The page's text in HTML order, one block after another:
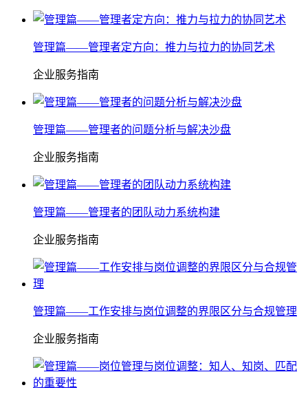
管理篇——管理者定方向：推力与拉力的协同艺术
企业服务指南
管理篇——管理者的问题分析与解决沙盘
企业服务指南
管理篇——管理者的团队动力系统构建
企业服务指南
管理篇——工作安排与岗位调整的界限区分与合规管理
企业服务指南